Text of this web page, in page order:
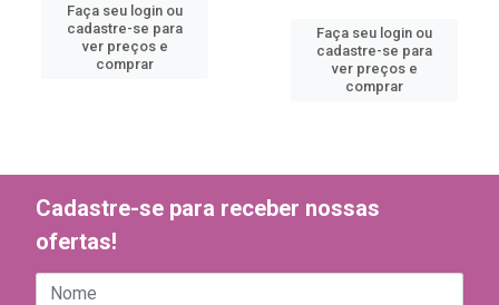
Faça seu login ou
cadastre-se para
ver preços e
comprar
Faça seu login ou
cadastre-se para
ver preços e
comprar
Cadastre-se para receber nossas
ofertas!